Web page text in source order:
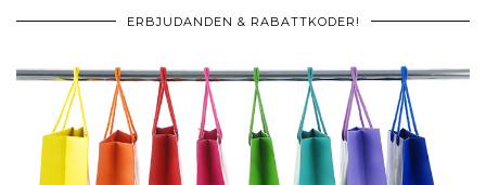
ERBJUDANDEN & RABATTKODER!